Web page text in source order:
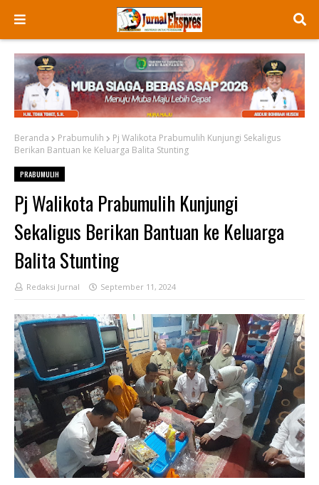
Beranda Prabumulih
Pj Walikota Prabumulih Kunjungi Sekaligus
Berikan Bantuan ke Keluarga Balita Stunting
PRABUMULIH
Pj Walikota Prabumulih Kunjungi
Sekaligus Berikan Bantuan ke Keluarga
Balita Stunting
Redaksi Jurnal September 11, 2024